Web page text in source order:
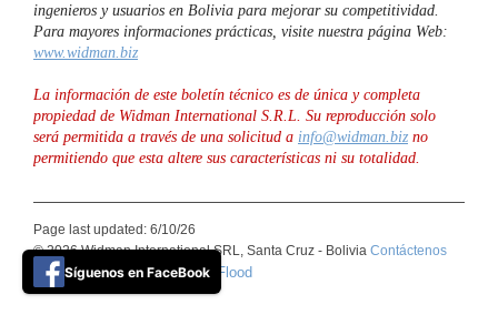
ingenieros y usuarios en Bolivia para mejorar su competitividad.
Para mayores informaciones prácticas, visite nuestra página Web:
www.widman.biz
La información de este boletín técnico es de única y completa
propiedad de Widman International S.R.L. Su reproducción solo
será permitida a través de una solicitud a info@widman.biz no
permitiendo que esta altere sus características ni su totalidad.
Page last updated: 6/10/26
© 2026 Widman International SRL, Santa Cruz - Bolivia Contáctenos
Basic Blue theme by ThemeFlood
Síguenos en FaceBook